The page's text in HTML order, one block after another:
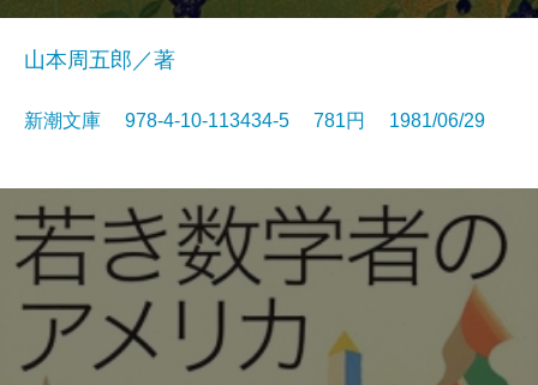
山本周五郎／著
新潮文庫 978-4-10-113434-5 781円 1981/06/29